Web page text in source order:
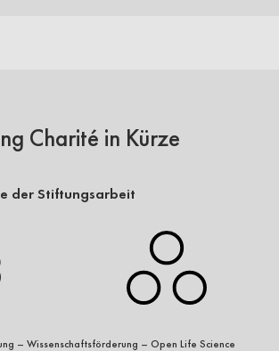
Charité in Kürze
der Stiftungsarbeit
– Wissenschaftsförderung – Open Life Science